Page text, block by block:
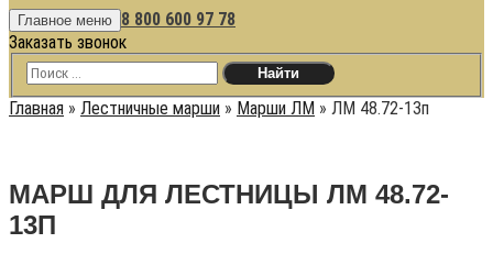
Главное меню 8 800 600 97 78
Заказать звонок
Главная » Лестничные марши » Марши ЛМ » ЛМ 48.72-13п
МАРШ ДЛЯ ЛЕСТНИЦЫ ЛМ 48.72-
13П